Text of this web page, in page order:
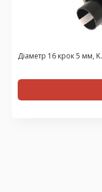
Діаметр 16 крок 5 мм,